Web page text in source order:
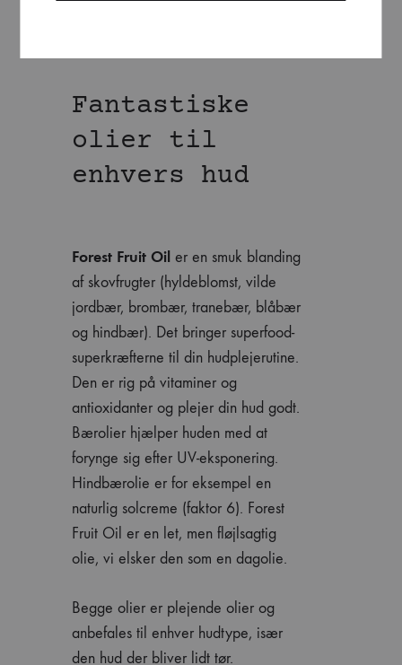
Fantastiske
olier til
enhvers hud
Forest Fruit Oil er en smuk blanding
af skovfrugter (hyldeblomst, vilde
jordbær, brombær, tranebær, blåbær
og hindbær). Det bringer superfood-
superkræfterne til din hudplejerutine.
Den er rig på vitaminer og
antioxidanter og plejer din hud godt.
Bærolier hjælper huden med at
forynge sig efter UV-eksponering.
Hindbærolie er for eksempel en
naturlig solcreme (faktor 6). Forest
Fruit Oil er en let, men fløjlsagtig
olie, vi elsker den som en dagolie.
Begge olier er plejende olier og
anbefales til enhver hudtype, især
den hud der bliver lidt tør.